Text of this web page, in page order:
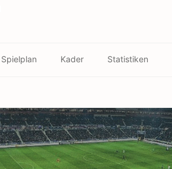
Spielplan Kader Statistiken